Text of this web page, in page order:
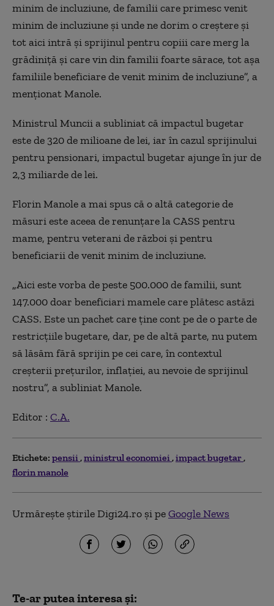
minim de incluziune, de familii care primesc venit
minim de incluziune şi unde ne dorim o creştere şi
tot aici intră şi sprijinul pentru copiii care merg la
grădiniţă şi care vin din familii foarte sărace, tot aşa
familiile beneficiare de venit minim de incluziune”, a
menţionat Manole.
Ministrul Muncii a subliniat că impactul bugetar
este de 320 de milioane de lei, iar în cazul sprijinului
pentru pensionari, impactul bugetar ajunge în jur de
2,3 miliarde de lei.
Florin Manole a mai spus că o altă categorie de
măsuri este aceea de renunţare la CASS pentru
mame, pentru veterani de război şi pentru
beneficiarii de venit minim de incluziune.
„Aici este vorba de peste 500.000 de familii, sunt
147.000 doar beneficiari mamele care plătesc astăzi
CASS. Este un pachet care ţine cont pe de o parte de
restricţiile bugetare, dar, pe de altă parte, nu putem
să lăsăm fără sprijin pe cei care, în contextul
creşterii preţurilor, inflaţiei, au nevoie de sprijinul
nostru”, a subliniat Manole.
Editor : C.A.
Etichete: pensii ministrul economiei impact bugetar
florin manole
Urmărește știrile Digi24.ro și peGoogle News
Te-ar putea interesa și: